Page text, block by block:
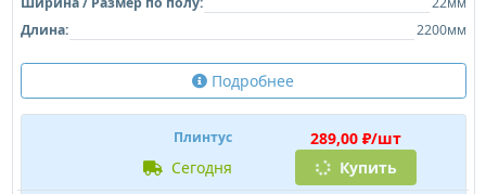
Длина:
2200мм
Подробнее
Плинтус
289,00 ₽/шт
сегодня
Купить